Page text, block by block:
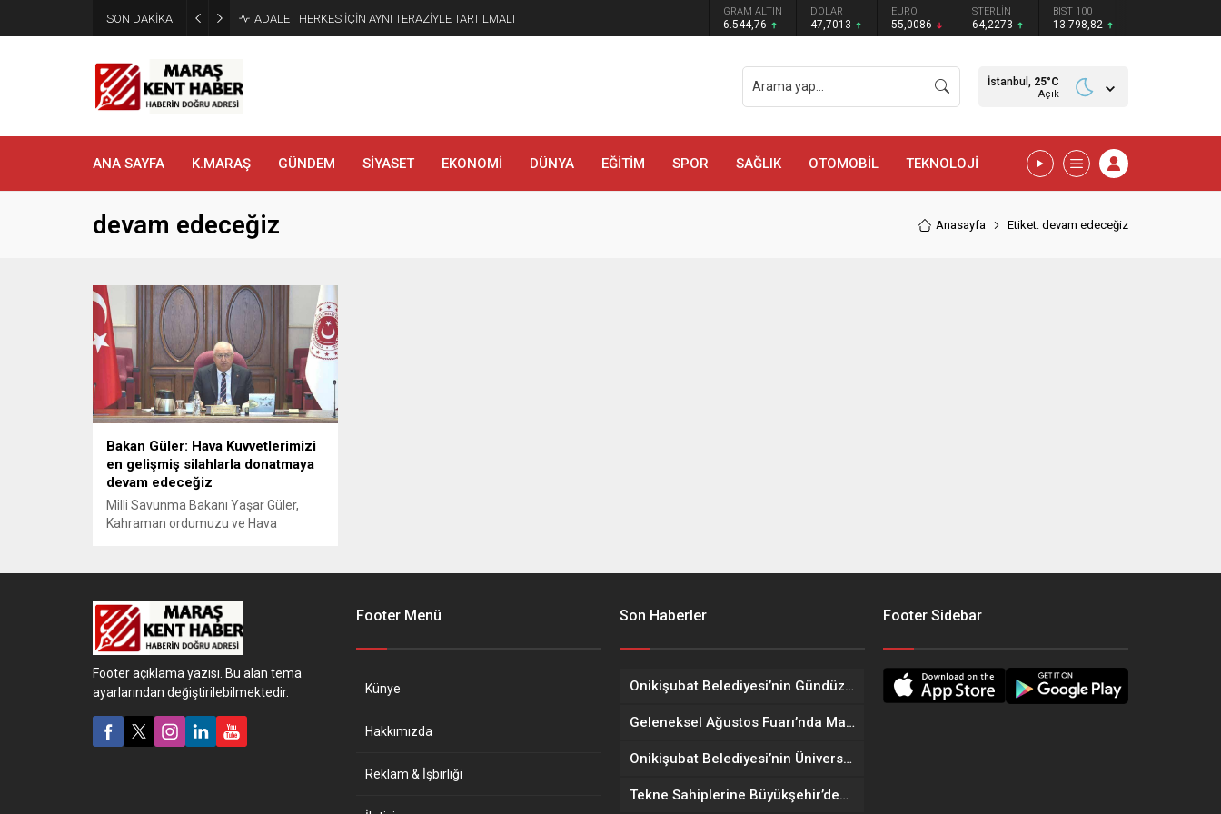
SON DAKİKA ADALET HERKES İÇİN AYNI TERAZİYLE TARTILMALI GRAM ALTIN
6.544,76
DOLAR
47,7013
EURO
55,0086
STERLİN
64,2273
BIST 100
13.798,82
İstanbul, 25°C
Açık
ANA SAYFA K.MARAŞ GÜNDEM SİYASET EKONOMİ DÜNYA EĞİTİM SPOR SAĞLIK OTOMOBİL TEKNOLOJİ
devam edeceğiz Anasayfa Etiket: devam edeceğiz
Bakan Güler: Hava Kuvvetlerimizi
en gelişmiş silahlarla donatmaya
devam edeceğiz
Milli Savunma Bakanı Yaşar Güler,
Kahraman ordumuzu ve Hava
devam edeceğimizden kimsenin
Footer açıklama yazısı. Bu alan tema
ayarlarından değiştirilebilmektedir.
Footer Menü
Künye
Hakkımızda
Reklam & İşbirliği
Son Haberler
Onikişubat Belediyesi’nin Gündüz Bakımevi’nde yeni dönemin ön kayıtları başladı
Geleneksel Ağustos Fuarı’nda Madrigal Coşkusu
Onikişubat Belediyesi’nin Üniversite Hazırlık Kursu başvurularında son gün 7 Ağustos
Tekne Sahiplerine Büyükşehir’den Kritik Uyarı; Belgelerinizi Kontrol Edin!
Footer Sidebar